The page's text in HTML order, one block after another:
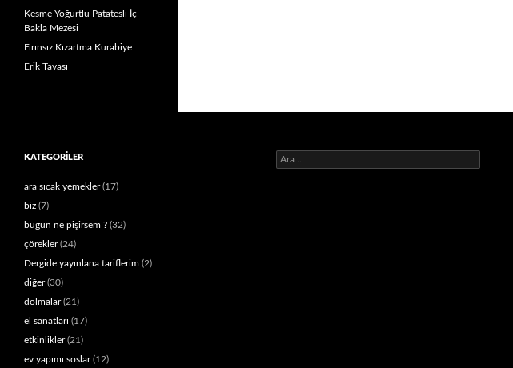
Kesme Yoğurtlu Patatesli İç
Bakla Mezesi
Fırınsız Kızartma Kurabiye
Erik Tavası
KATEGORILER
ara sıcak yemekler(17)
biz (7)
bugün ne pişirsem ? (32)
çörekler(24)
Dergide yayınlana tariflerim (2)
diğer(30)
dolmalar(21)
el sanatları (17)
etkinlikler(21)
ev yapımı soslar(12)
Arama: